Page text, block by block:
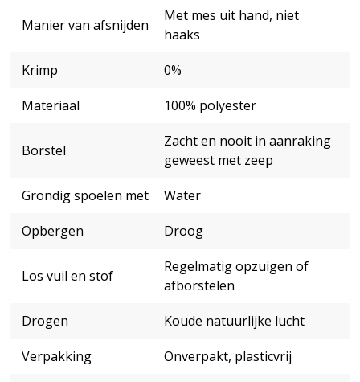
Manier van afsnijden
Met mes uit hand, niet
haaks
Krimp
0%
Materiaal
100% polyester
Borstel
Zacht en nooit in aanraking
geweest met zeep
Grondig spoelen met
Water
Opbergen
Droog
Los vuil en stof
Regelmatig opzuigen of
afborstelen
Drogen
Koude natuurlijke lucht
Verpakking
Onverpakt, plasticvrij